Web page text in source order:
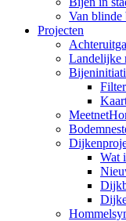
Van
Projecten
Landelijke
Filter
Wat